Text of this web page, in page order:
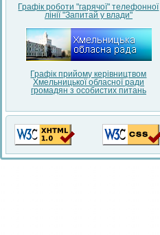
Графік роботи "гарячої" телефонної
лінії "Запитай у влади"
Графік прийому керівництвом
Хмельницької обласної ради
громадян з особистих питань